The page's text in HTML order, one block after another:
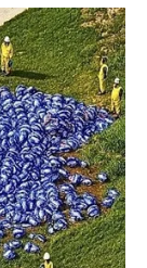
намагається
часу
Відповідаю їй,
свої чоловіки
шукають.
дітей